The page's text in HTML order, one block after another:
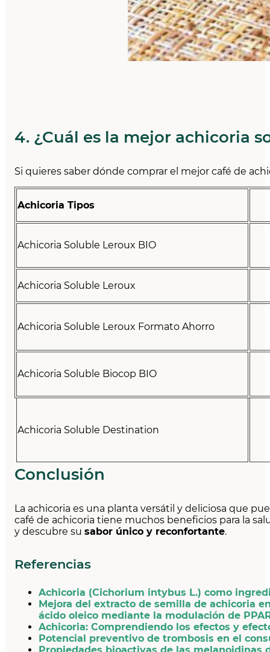
4. ¿Cuál es la mejor achicoria
Si quieres saber dónde comprar el mejor café de
Achicoria Tipos
Achicoria Soluble Leroux BIO
Achicoria Soluble Leroux
Achicoria Soluble Leroux Formato Ahorro
Achicoria Soluble Biocop BIO
Achicoria Soluble Destination
Conclusión
La achicoria es una planta versátil y deliciosa que
café de achicoria tiene muchos beneficios para la
y descubre su sabor único y reconfortante.
Referencias
Achicoria (Cichorium intybus L.) como
Mejora del extracto de semilla de achicoria
ácido oleico mediante la modulación de
Achicoria: Comprendiendo los efectos y
Potencial preventivo de trombosis en el